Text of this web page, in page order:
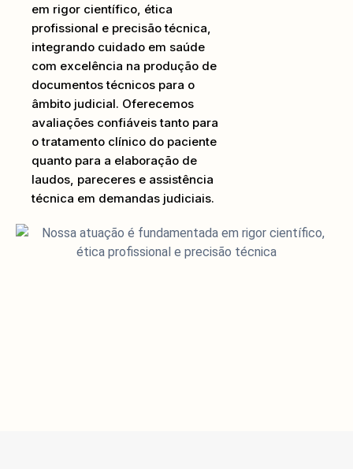
em rigor científico, ética
profissional e precisão técnica,
integrando cuidado em saúde
com excelência na produção de
documentos técnicos para o
âmbito judicial. Oferecemos
avaliações confiáveis tanto para
o tratamento clínico do paciente
quanto para a elaboração de
laudos, pareceres e assistência
técnica em demandas judiciais.